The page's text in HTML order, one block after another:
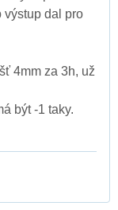
výstup dal pro
4mm za 3h, už
být -1 taky.